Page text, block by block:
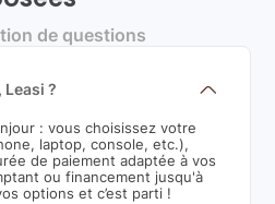
de questions
?
: vous choisissez votre
laptop, console, etc.),
de paiement adaptée à vos
ou financement jusqu'à
options et c’est parti !